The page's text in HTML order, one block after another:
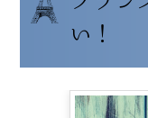
い！